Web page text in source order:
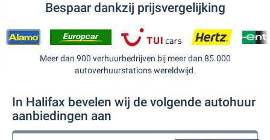
Bespaar dankzij prijsvergelijking
Meer dan 900 verhuurbedrijven bij meer dan 85.000
autoverhuurstations wereldwijd.
In Halifax bevelen wij de volgende autohuur
aanbiedingen aan